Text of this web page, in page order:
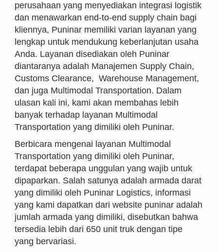
perusahaan yang menyediakan integrasi logistik
dan menawarkan end-to-end supply chain bagi
kliennya, Puninar memiliki varian layanan yang
lengkap untuk mendukung keberlanjutan usaha
Anda. Layanan disediakan oleh Puninar
diantaranya adalah Manajemen Supply Chain,
Customs Clearance, Warehouse Management,
dan juga Multimodal Transportation. Dalam
ulasan kali ini, kami akan membahas lebih
banyak terhadap layanan Multimodal
Transportation yang dimiliki oleh Puninar.
Berbicara mengenai layanan Multimodal
Transportation yang dimiliki oleh Puninar,
terdapat beberapa unggulan yang wajib untuk
dipaparkan. Salah satunya adalah armada darat
yang dimiliki oleh Puninar Logistics, informasi
yang kami dapatkan dari website puninar adalah
jumlah armada yang dimiliki, disebutkan bahwa
tersedia lebih dari 650 unit truk dengan tipe
yang bervariasi.